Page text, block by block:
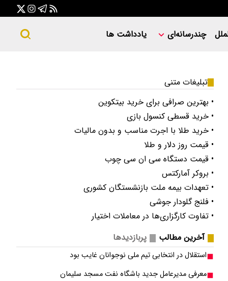
چندرسانه‌ای یادداشت ها
تبلیغات متنی
• بهترین صرافی برای خرید بیتکوین
• خرید قسطی کنسول بازی
• خرید طلا با اجرت مناسب و بدون مالیات
• قیمت روز دلار و طلا
• قیمت دستگاه سی ان سی چوب
• بروکر آمارکتس
• تعهدات بیمه ملت بازنشستگان کشوری
• فلنج گلودار جوشی
• تفاوت کارگزاری‌ها در معاملات اختیار
آخرین مطالب
پربازدیدها
استقلال در انتخابی تیم ملی نوجوانان غایب بود
معرفی مدیرعامل جدید باشگاه نفت مسجد سلیمان